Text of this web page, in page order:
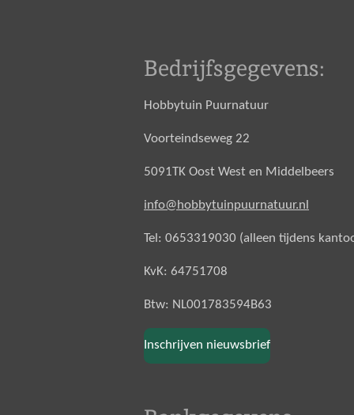
Bedrijfsgegevens:
Hobbytuin Puurnatuur
Voorteindseweg 22
5091TK Oost West en Middelbeers
info@hobbytuinpuurnatuur.nl
Tel: 0653319030 (alleen tijdens
KvK: 64751708
Btw: NL001783594B63
Inschrijven nieuwsbrief